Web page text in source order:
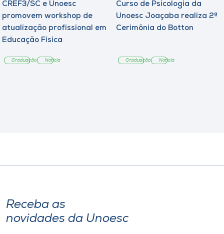
CREF3/SC e Unoesc
promovem workshop de
atualização profissional em
Educação Física
Graduação Notícia
Curso de Psicologia da
Unoesc Joaçaba realiza 2ª
Cerimônia do Botton
Graduação Notícia
Receba as
novidades da Unoesc